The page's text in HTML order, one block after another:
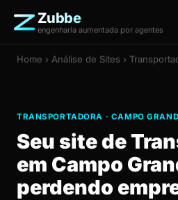
Zubbe
engenharia aumentada por agentes
Home › Análise de Sites ›
TRANSPORTADORA · CAMPO
Seu site de
em Campo
perdendo